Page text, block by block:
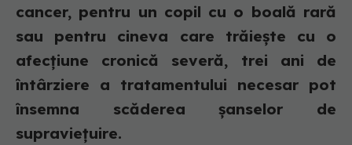
cancer, pentru un copil cu o boală rară
sau pentru cineva care trăiește cu o
afecțiune cronică severă, trei ani de
întârziere a tratamentului necesar pot
însemna scăderea șanselor de
supraviețuire.